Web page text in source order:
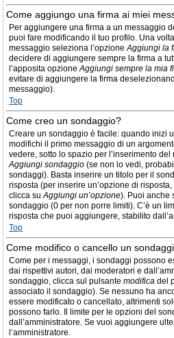
Come aggiungo una firma ai miei
Per aggiungere una firma a un messaggio
puoi fare modificando il tuo profilo. Una
messaggio seleziona l’opzioneAggiungi la
decidere di aggiungere sempre la firma a
l’apposita opzioneAggiungi sempre la mia
evitare di aggiungere la firma
messaggio).
Top
Come creo un sondaggio?
Creare un sondaggio è facile: quando inizi
modifichi il primo messaggio di un
vedere, sotto lo spazio per l’inserimento
Aggiungi sondaggio (se non lo vedi,
sondaggi). Basta inserire un titolo per il
risposta (per inserire un’opzione di
clicca suAggiungi un’opzione). Puoi anche
sondaggio (0 per non porre limiti). C’è un
risposta che puoi aggiungere, stabilito
Top
Come modifico o cancello un
Come per i messaggi, i sondaggi possono
dai rispettivi autori, dai moderatori e
sondaggio, clicca sul pulsante modifica del
associato il sondaggio). Se nessuno ha
essere modificato o cancellato, altrimenti
possono farlo. Il limite per le opzioni del
dall’amministratore. Se vuoi aggiungere
l’amministratore.